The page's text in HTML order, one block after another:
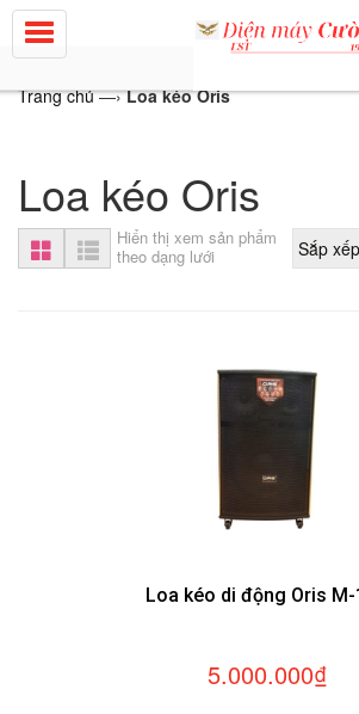
Trang chủ—› Loa kéo Oris
Loa kéo Oris
Hiển thị xem sản phẩm
theo dạng lưới
Loa kéo di động Oris M-
5.000.000₫